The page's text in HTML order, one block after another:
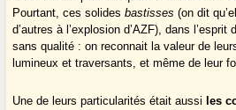
Pourtant, ces solidesbastisses (on dit
d’autres à l’explosion d’AZF), dans
sans qualité : on reconnait la valeur de
lumineux et traversants, et même de leur
Une de leurs particularités était aussi les